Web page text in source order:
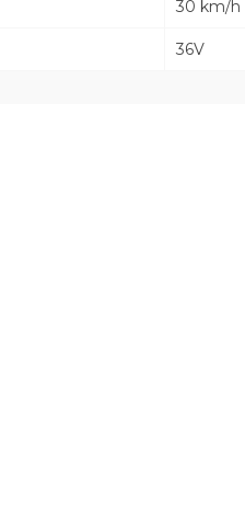
30 km/h
36V